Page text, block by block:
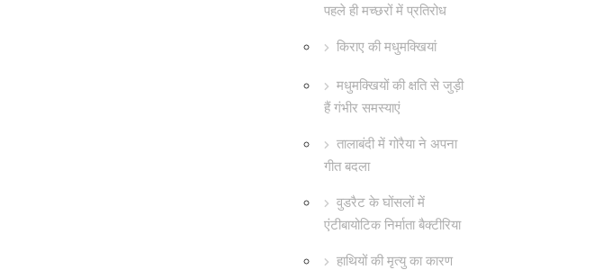
पहले ही मच्छरों में प्रतिरोध
किराए की मधुमक्खियां
मधुमक्खियों की क्षति से जुड़ी
हैं गंभीर समस्याएं
तालाबंदी में गोरैया ने अपना
गीत बदला
वुडरैट के घोंसलों में
एंटीबायोटिक निर्माता बैक्टीरिया
हाथियों की मृत्यु का कारण